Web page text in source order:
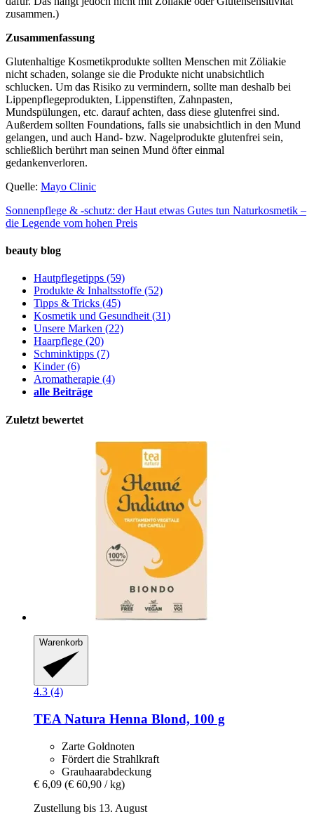
zusammen.)
Zusammenfassung
Glutenhaltige Kosmetikprodukte sollten Menschen mit Zöliakie
nicht schaden, solange sie die Produkte nicht unabsichtlich
schlucken. Um das Risiko zu vermindern, sollte man deshalb bei
Lippenpflegeprodukten, Lippenstiften, Zahnpasten,
Mundspülungen, etc. darauf achten, dass diese glutenfrei sind.
Außerdem sollten Foundations, falls sie unabsichtlich in den Mund
gelangen, und auch Hand- bzw. Nagelprodukte glutenfrei sein,
schließlich berührt man seinen Mund öfter einmal
gedankenverloren.
Quelle: Mayo Clinic
Sonnenpflege & -schutz: der Haut etwas Gutes tun Naturkosmetik –
die Legende vom hohen Preis
beauty blog
Hautpflegetipps (59)
Produkte & Inhaltsstoffe (52)
Tipps & Tricks (45)
Kosmetik und Gesundheit(31)
Unsere Marken (22)
Haarpflege (20)
Schminktipps (7)
Kinder(6)
Aromatherapie (4)
alle Beiträge
Zuletzt bewertet
Warenkorb
4.3 (4)
TEA Natura Henna Blond, 100 g
Zarte Goldnoten
Fördert die Strahlkraft
Grauhaarabdeckung
€ 6,09 (€ 60,90 / kg)
Zustellung bis 13. August